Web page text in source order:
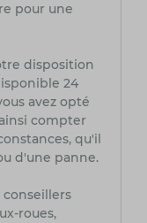
pour une
disposition
24
avez opté
compter
qu'il
d'une panne.
conseillers
roues,